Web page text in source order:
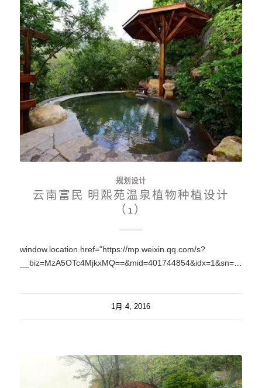
规划设计
云南富民 明熙苑温泉植物种植设计
（1）
window.location.href="https://mp.weixin.qq.com/s?
__biz=MzA5OTc4MjkxMQ==&mid=401744854&idx=1&sn=12633ebbf7b2bcc29baf958b0df8d1cf#rd";
1月 4, 2016